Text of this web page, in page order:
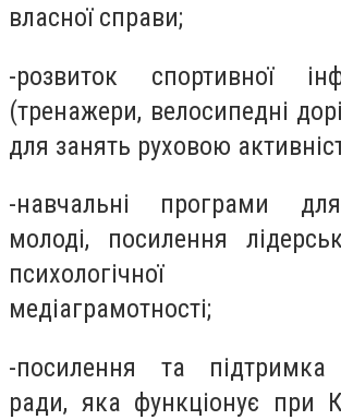
власної справи;
-розвиток спортивної
(тренажери, велосипедні
для занять руховою
-навчальні програми
молоді, посилення
психологічної
медіаграмотності;
-посилення та підтримка
ради, яка функціонує при